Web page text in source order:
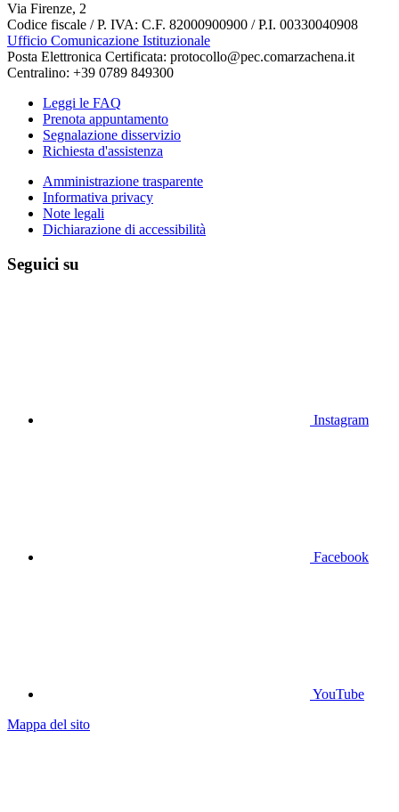
Via Firenze, 2
Codice fiscale / P. IVA: C.F. 82000900900 / P.I. 00330040908
Ufficio Comunicazione Istituzionale
Posta Elettronica Certificata: protocollo@pec.comarzachena.it
Centralino: +39 0789 849300
Leggi le FAQ
Prenota appuntamento
Segnalazione disservizio
Richiesta d'assistenza
Amministrazione trasparente
Informativa privacy
Note legali
Dichiarazione di accessibilità
Seguici su
Instagram
Facebook
YouTube
Mappa del sito